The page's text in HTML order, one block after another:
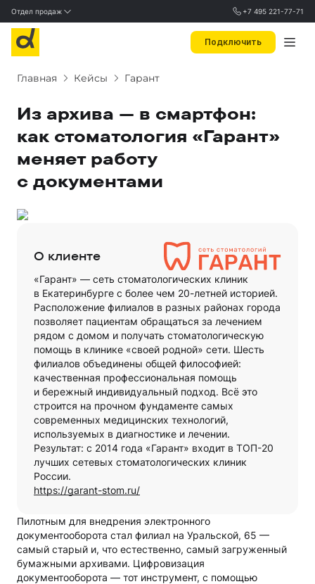
Отдел продаж +7 495 221-77-71
Подключить
Главная Кейсы Гарант
Из архива — в смартфон:
как стоматология «Гарант»
меняет работу
с документами
О клиенте
«Гарант» — сеть стоматологических клиник
в Екатеринбурге с более чем 20-летней историей.
Расположение филиалов в разных районах города
позволяет пациентам обращаться за лечением
рядом с домом и получать стоматологическую
помощь в клинике «своей родной» сети. Шесть
филиалов объединены общей философией:
качественная профессиональная помощь
и бережный индивидуальный подход. Всё это
строится на прочном фундаменте самых
современных медицинских технологий,
используемых в диагностике и лечении.
Результат: с 2014 года «Гарант» входит в ТОП-20
лучших сетевых стоматологических клиник
России.
https://garant-stom.ru/
Пилотным для внедрения электронного
документооборота стал филиал на Уральской, 65 —
самый старый и, что естественно, самый загруженный
бумажными архивами. Цифровизация
документооборота — тот инструмент, с помощью